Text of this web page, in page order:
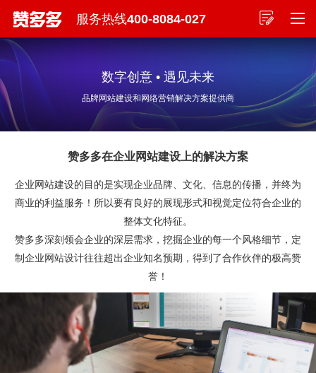
服务热线400-8084-027
数字创意 • 遇见未来
品牌网站建设和网络营销解决方案提供商
赞多多在企业网站建设上的解决方案
企业网站建设的目的是实现企业品牌、文化、信息的传播，并终为
商业的利益服务！所以要有良好的展现形式和视觉定位符合企业的
整体文化特征。
赞多多深刻领会企业的深层需求，挖掘企业的每一个风格细节，定
制企业网站设计往往超出企业知名预期，得到了合作伙伴的极高赞
誉！